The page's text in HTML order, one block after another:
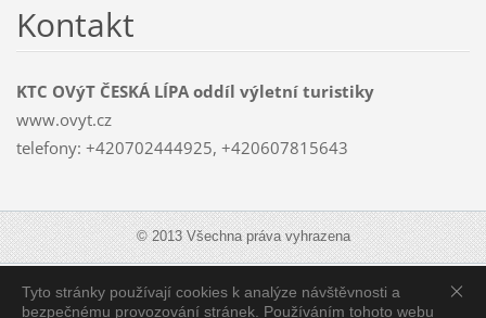
Tyto stránky používají cookies k analýze návštěvnosti a
bezpečnému provozování stránek. Používáním tohoto webu
Kontakt
KTC OVýT ČESKÁ LÍPA oddíl výletní turistiky
www.ovyt.cz
telefony: +420702444925, +420607815643
© 2013 Všechna práva vyhrazena
Zobrazit:Mobilní verzi|Standardní verzi